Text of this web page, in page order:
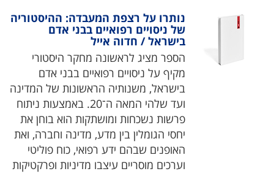
נותרו על רצפת המעבדה: ההיסטוריה
של ניסויים רפואיים בבני אדם
בישראל / חדוה אייל
הספר מציג לראשונה מחקר היסטורי
מקיף על ניסויים רפואיים בבני אדם
בישראל, משנותיה הראשונות של המדינה
ועד שלהי המאה ה־20. באמצעות ניתוח
פרשות נשכחות ומושתקות הוא בוחן את
יחסי הגומלין בין מדע, מדינה וחברה, ואת
האופנים שבהם ידע רפואי, כוח פוליטי
וערכים מוסריים עיצבו מדיניות ופרקטיקות